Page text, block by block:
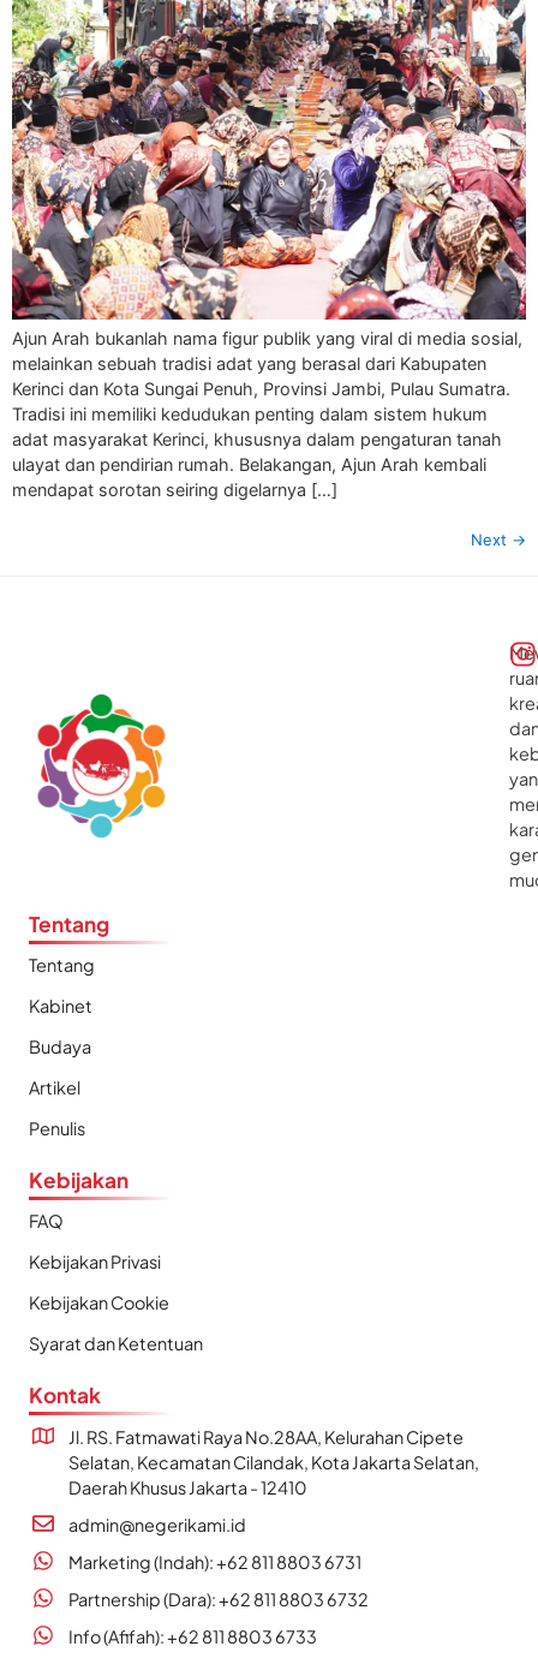
Ajun Arah bukanlah nama figur publik yang viral di media sosial,
melainkan sebuah tradisi adat yang berasal dari Kabupaten
Kerinci dan Kota Sungai Penuh, Provinsi Jambi, Pulau Sumatra.
Tradisi ini memiliki kedudukan penting dalam sistem hukum
adat masyarakat Kerinci, khususnya dalam pengaturan tanah
ulayat dan pendirian rumah. Belakangan, Ajun Arah kembali
mendapat sorotan seiring digelarnya […]
Next →
Tentang
Tentang
Kabinet
Budaya
Artikel
Penulis
Kebijakan
FAQ
Kebijakan Privasi
Kebijakan Cookie
Syarat dan Ketentuan
Kontak
Jl. RS. Fatmawati Raya No.28AA, Kelurahan Cipete
Selatan, Kecamatan Cilandak, Kota Jakarta Selatan,
Daerah Khusus Jakarta - 12410
admin@negerikami.id
Marketing (Indah): +62 811 8803 6731
Partnership (Dara): +62 811 8803 6732
Info (Afifah): +62 811 8803 6733